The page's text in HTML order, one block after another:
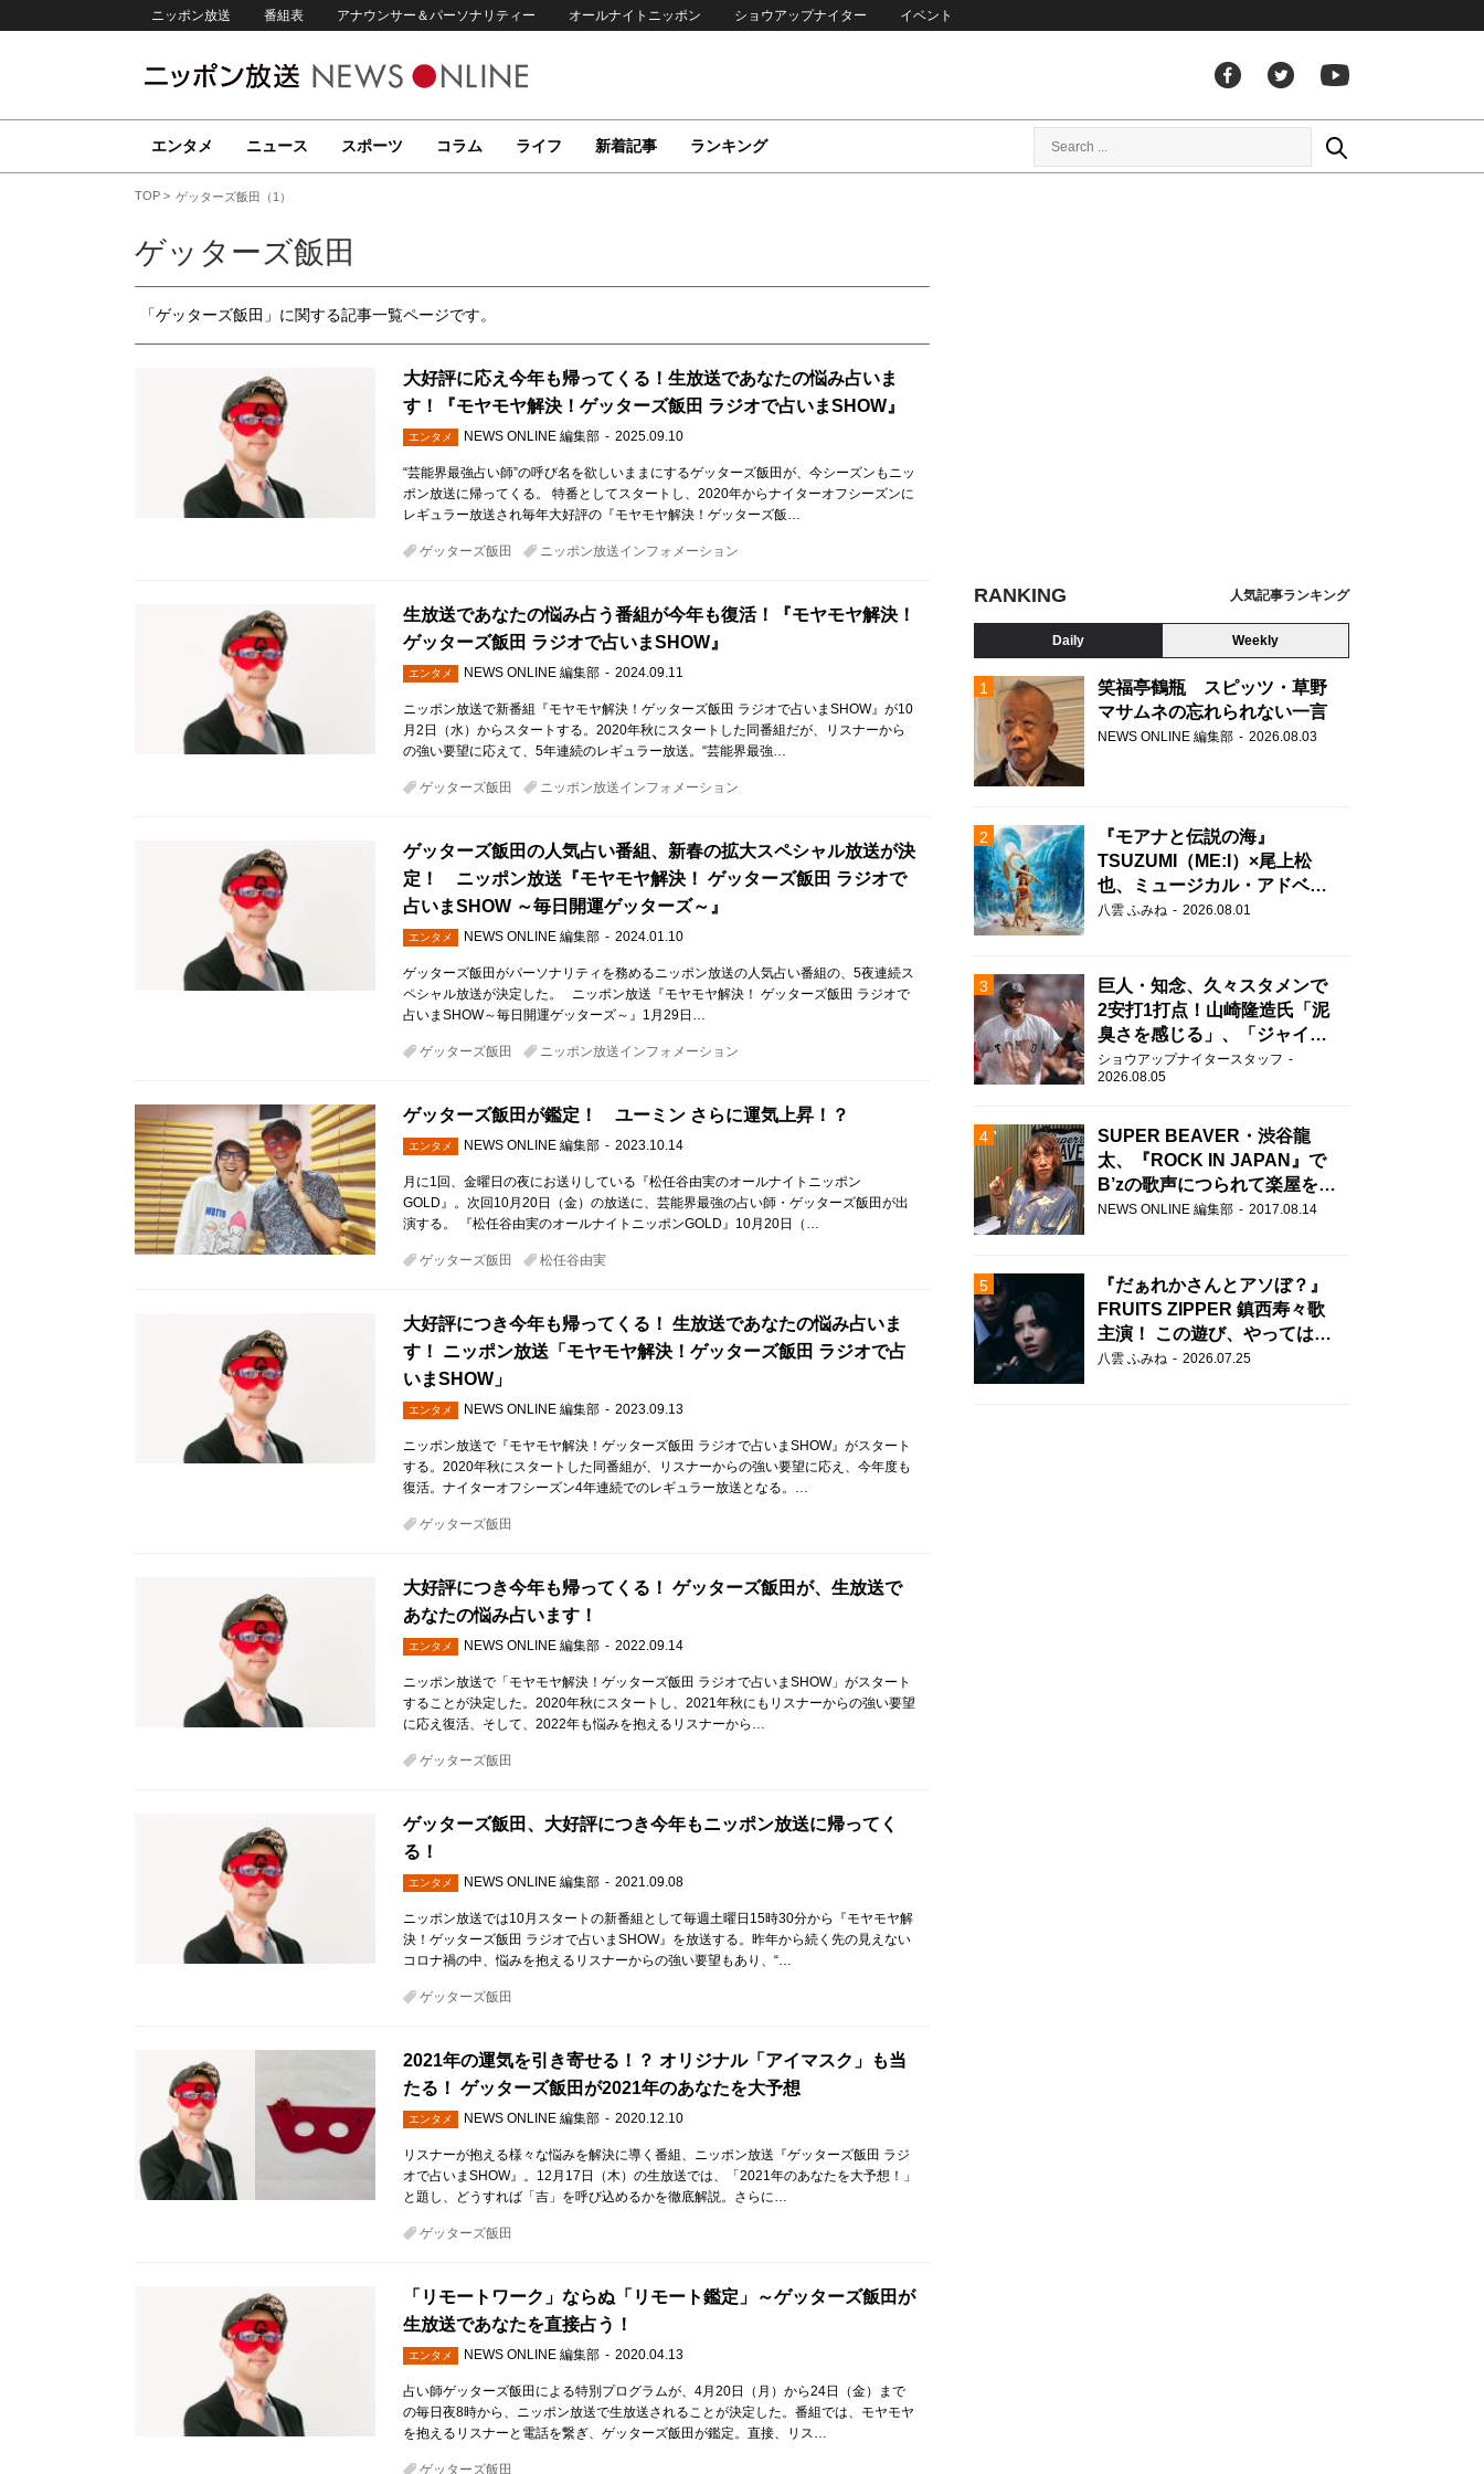
ニッポン放送 番組表 アナウンサー＆パーソナリティー オールナイトニッポン ショウアップナイター イベント
エンタメ ニュース スポーツ コラム ライフ 新着記事 ランキング
TOP ゲッターズ飯田（1）
ゲッターズ飯田
「ゲッターズ飯田」に関する記事一覧ページです。
大好評に応え今年も帰ってくる！生放送であなたの悩み占いま
す！『モヤモヤ解決！ゲッターズ飯田 ラジオで占いまSHOW』
エンタメ NEWS ONLINE 編集部 2025.09.10
“芸能界最強占い師”の呼び名を欲しいままにするゲッターズ飯田が、今シーズンもニッ
ポン放送に帰ってくる。 特番としてスタートし、2020年からナイターオフシーズンに
レギュラー放送され毎年大好評の『モヤモヤ解決！ゲッターズ飯…
ゲッターズ飯田 ニッポン放送インフォメーション
生放送であなたの悩み占う番組が今年も復活！『モヤモヤ解決！
ゲッターズ飯田 ラジオで占いまSHOW』
エンタメ NEWS ONLINE 編集部 2024.09.11
ニッポン放送で新番組『モヤモヤ解決！ゲッターズ飯田 ラジオで占いまSHOW』が10
月2日（水）からスタートする。2020年秋にスタートした同番組だが、リスナーから
の強い要望に応えて、5年連続のレギュラー放送。“芸能界最強…
ゲッターズ飯田 ニッポン放送インフォメーション
ゲッターズ飯田の人気占い番組、新春の拡大スペシャル放送が決
定！ ニッポン放送『モヤモヤ解決！ ゲッターズ飯田 ラジオで
占いまSHOW ～毎日開運ゲッターズ～』
エンタメ NEWS ONLINE 編集部 2024.01.10
ゲッターズ飯田がパーソナリティを務めるニッポン放送の人気占い番組の、5夜連続ス
ペシャル放送が決定した。 ニッポン放送『モヤモヤ解決！ ゲッターズ飯田 ラジオで
占いまSHOW～毎日開運ゲッターズ～』1月29日…
ゲッターズ飯田 ニッポン放送インフォメーション
ゲッターズ飯田が鑑定！ ユーミン さらに運気上昇！？
エンタメ NEWS ONLINE 編集部 2023.10.14
月に1回、金曜日の夜にお送りしている『松任谷由実のオールナイトニッポン
GOLD』。次回10月20日（金）の放送に、芸能界最強の占い師・ゲッターズ飯田が出
演する。 『松任谷由実のオールナイトニッポンGOLD』10月20日（…
ゲッターズ飯田 松任谷由実
大好評につき今年も帰ってくる！ 生放送であなたの悩み占いま
す！ ニッポン放送「モヤモヤ解決！ゲッターズ飯田 ラジオで占
いまSHOW」
エンタメ NEWS ONLINE 編集部 2023.09.13
ニッポン放送で『モヤモヤ解決！ゲッターズ飯田 ラジオで占いまSHOW』がスタート
する。2020年秋にスタートした同番組が、リスナーからの強い要望に応え、今年度も
復活。ナイターオフシーズン4年連続でのレギュラー放送となる。…
ゲッターズ飯田
大好評につき今年も帰ってくる！ ゲッターズ飯田が、生放送で
あなたの悩み占います！
エンタメ NEWS ONLINE 編集部 2022.09.14
ニッポン放送で「モヤモヤ解決！ゲッターズ飯田 ラジオで占いまSHOW」がスタート
することが決定した。2020年秋にスタートし、2021年秋にもリスナーからの強い要望
に応え復活、そして、2022年も悩みを抱えるリスナーから…
ゲッターズ飯田
ゲッターズ飯田、大好評につき今年もニッポン放送に帰ってく
る！
エンタメ NEWS ONLINE 編集部 2021.09.08
ニッポン放送では10月スタートの新番組として毎週土曜日15時30分から『モヤモヤ解
決！ゲッターズ飯田 ラジオで占いまSHOW』を放送する。昨年から続く先の見えない
コロナ禍の中、悩みを抱えるリスナーからの強い要望もあり、“…
ゲッターズ飯田
2021年の運気を引き寄せる！？ オリジナル「アイマスク」も当
たる！ ゲッターズ飯田が2021年のあなたを大予想
エンタメ NEWS ONLINE 編集部 2020.12.10
リスナーが抱える様々な悩みを解決に導く番組、ニッポン放送『ゲッターズ飯田 ラジ
オで占いまSHOW』。12月17日（木）の生放送では、「2021年のあなたを大予想！」
と題し、どうすれば「吉」を呼び込めるかを徹底解説。さらに…
ゲッターズ飯田
「リモートワーク」ならぬ「リモート鑑定」～ゲッターズ飯田が
生放送であなたを直接占う！
エンタメ NEWS ONLINE 編集部 2020.04.13
占い師ゲッターズ飯田による特別プログラムが、4月20日（月）から24日（金）まで
の毎日夜8時から、ニッポン放送で生放送されることが決定した。番組では、モヤモヤ
を抱えるリスナーと電話を繋ぎ、ゲッターズ飯田が鑑定。直接、リス…
ゲッターズ飯田
RANKING 人気記事ランキング
Daily Weekly
笑福亭鶴瓶 スピッツ・草野
マサムネの忘れられない一言
NEWS ONLINE 編集部 2026.08.03
『モアナと伝説の海』
TSUZUMI（ME:I）×尾上松
也、ミュージカル・アドベン
チャーで美声を響かせる
八雲 ふみね 2026.08.01
巨人・知念、久々スタメンで
2安打1打点！山崎隆造氏「泥
臭さを感じる」、「ジャイア
ンツには少ないタイプ」
ショウアップナイタースタッフ
2026.08.05
SUPER BEAVER・渋谷龍
太、『ROCK IN JAPAN』で
B’zの歌声につられて楽屋を脱
走！？
NEWS ONLINE 編集部 2017.08.14
『だぁれかさんとアソぼ？』
FRUITS ZIPPER 鎮西寿々歌
主演！ この遊び、やってはい
けません。
八雲 ふみね 2026.07.25